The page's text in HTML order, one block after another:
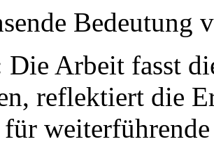
Bedeutung
Die Arbeit fasst
reflektiert die